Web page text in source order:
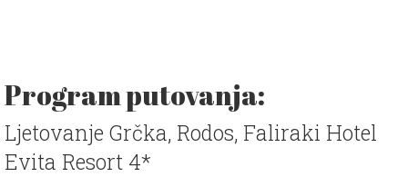
Program putovanja:
Ljetovanje Grčka, Rodos, Faliraki Hotel
Evita Resort 4*